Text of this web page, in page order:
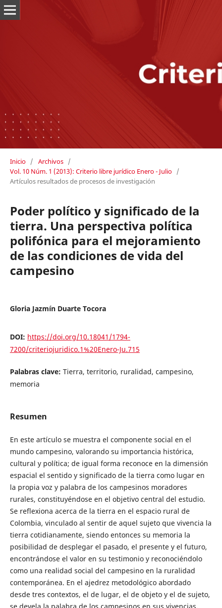
Inicio / Archivos /
Vol. 10 Núm. 1 (2013): Criterio libre jurídico Enero - Julio /
Artículos resultados de procesos de investigación
Poder político y significado de la
tierra. Una perspectiva política
polifónica para el mejoramiento
de las condiciones de vida del
campesino
Gloria Jazmín Duarte Tocora
DOI: https://doi.org/10.18041/1794-
7200/criteriojuridico.1%20Enero-Ju.715
Palabras clave: Tierra, territorio, ruralidad, campesino,
memoria
Resumen
En este artículo se muestra el componente social en el
mundo campesino, valorando su importancia histórica,
cultural y política; de igual forma reconoce en la dimensión
espacial el sentido y significado de la tierra como lugar en
la propia voz y palabra de los campesinos moradores
rurales, constituyéndose en el objetivo central del estudio.
Se reflexiona acerca de la tierra en el espacio rural de
Colombia, vinculado al sentir de aquel sujeto que vivencia la
tierra cotidianamente, siendo entonces su memoria la
posibilidad de desplegar el pasado, el presente y el futuro,
encontrándose el valor en su testimonio y reconociéndolo
como una realidad social del campesino en la ruralidad
contemporánea. En el ajedrez metodológico abordado
desde tres contextos, el de lugar, el de objeto y el de sujeto,